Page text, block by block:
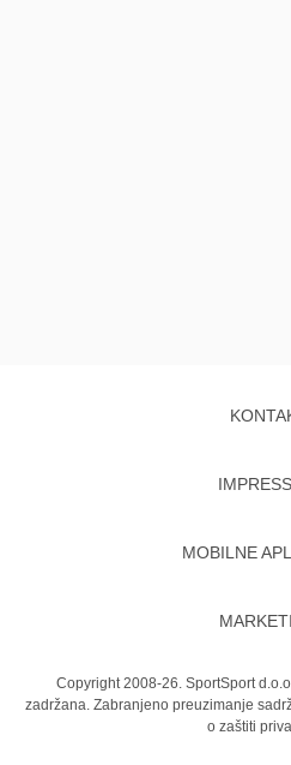
MOBILNE
Copyright 2008-26. SportSport
zadržana. Zabranjeno preuzimanje
o zaštiti